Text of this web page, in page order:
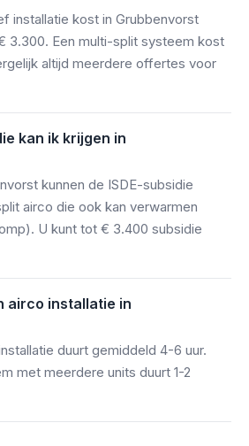
installatie kost in Grubbenvorst
3.300. Een multi-split systeem kost
altijd meerdere offertes voor
kan ik krijgen in
kunnen de ISDE-subsidie
airco die ook kan verwarmen
U kunt tot € 3.400 subsidie
airco installatie in
duurt gemiddeld 4-6 uur.
met meerdere units duurt 1-2